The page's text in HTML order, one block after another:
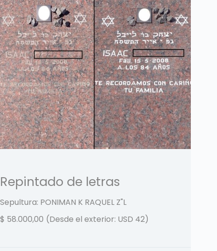
Repintado de letras
Sepultura: PONIMAN K RAQUEL Z"L
$ 58.000,00 (Desde el exterior: USD 42)